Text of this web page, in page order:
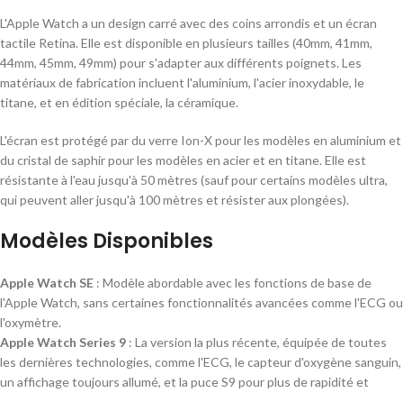
L'Apple Watch a un design carré avec des coins arrondis et un écran
tactile Retina. Elle est disponible en plusieurs tailles (40mm, 41mm,
44mm, 45mm, 49mm) pour s'adapter aux différents poignets. Les
matériaux de fabrication incluent l'aluminium, l'acier inoxydable, le
titane, et en édition spéciale, la céramique.
L'écran est protégé par du verre Ion-X pour les modèles en aluminium et
du cristal de saphir pour les modèles en acier et en titane. Elle est
résistante à l'eau jusqu'à 50 mètres (sauf pour certains modèles ultra,
qui peuvent aller jusqu'à 100 mètres et résister aux plongées).
Modèles Disponibles
Apple Watch SE : Modèle abordable avec les fonctions de base de
l'Apple Watch, sans certaines fonctionnalités avancées comme l'ECG ou
l'oxymètre.
Apple Watch Series 9 : La version la plus récente, équipée de toutes
les dernières technologies, comme l'ECG, le capteur d'oxygène sanguin,
un affichage toujours allumé, et la puce S9 pour plus de rapidité et